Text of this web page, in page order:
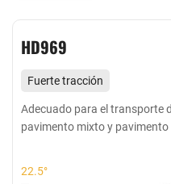
HD969
Fuerte tracción
resistente al desgarro, baja
Adecuado para carreteras
Adecuado para el transporte
pavimento mixto y
22.5°